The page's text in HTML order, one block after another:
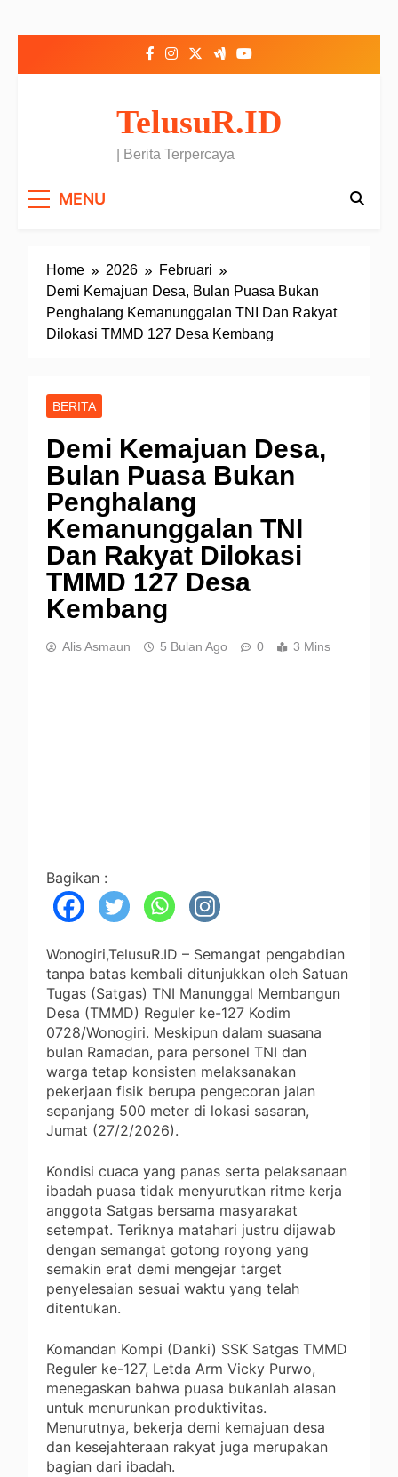
TelusuR.ID
| Berita Terpercaya
MENU
Home 2026
Februari
Demi Kemajuan Desa, Bulan Puasa Bukan
Penghalang Kemanunggalan TNI Dan Rakyat
Dilokasi TMMD 127 Desa Kembang
BERITA
Demi Kemajuan Desa,
Bulan Puasa Bukan
Penghalang
Kemanunggalan TNI
Dan Rakyat Dilokasi
TMMD 127 Desa
Kembang
Alis Asmaun 5 Bulan Ago 0 3 Mins
Bagikan :
Wonogiri,TelusuR.ID – Semangat pengabdian
tanpa batas kembali ditunjukkan oleh Satuan
Tugas (Satgas) TNI Manunggal Membangun
Desa (TMMD) Reguler ke-127 Kodim
0728/Wonogiri. Meskipun dalam suasana
bulan Ramadan, para personel TNI dan
warga tetap konsisten melaksanakan
pekerjaan fisik berupa pengecoran jalan
sepanjang 500 meter di lokasi sasaran,
Jumat (27/2/2026).
Kondisi cuaca yang panas serta pelaksanaan
ibadah puasa tidak menyurutkan ritme kerja
anggota Satgas bersama masyarakat
setempat. Teriknya matahari justru dijawab
dengan semangat gotong royong yang
semakin erat demi mengejar target
penyelesaian sesuai waktu yang telah
ditentukan.
Komandan Kompi (Danki) SSK Satgas TMMD
Reguler ke-127, Letda Arm Vicky Purwo,
menegaskan bahwa puasa bukanlah alasan
untuk menurunkan produktivitas.
Menurutnya, bekerja demi kemajuan desa
dan kesejahteraan rakyat juga merupakan
bagian dari ibadah.